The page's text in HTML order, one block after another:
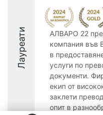
Лауреати
АЛВАРО 22
компания във
в
услуги по
документи.
екип от
заклети
опит в